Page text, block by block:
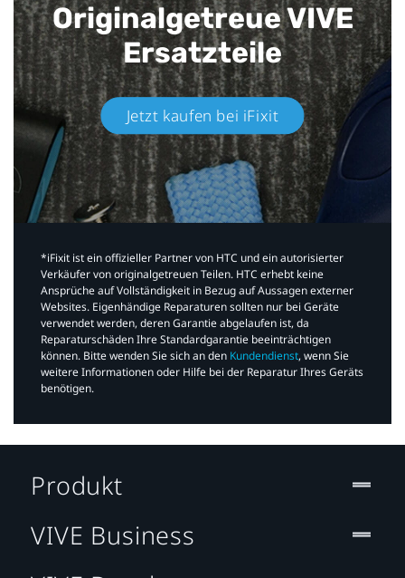
Originalgetreue VIVE
Ersatzteile
Jetzt kaufen bei iFixit​
*iFixit ist ein offizieller Partner von HTC und ein autorisierter
Verkäufer von originalgetreuen Teilen. HTC erhebt keine
Ansprüche auf Vollständigkeit in Bezug auf Aussagen externer
Websites. Eigenhändige Reparaturen sollten nur bei Geräte
verwendet werden, deren Garantie abgelaufen ist, da
Reparaturschäden Ihre Standardgarantie beeinträchtigen
können. Bitte wenden Sie sich an den Kundendienst, wenn Sie
weitere Informationen oder Hilfe bei der Reparatur Ihres Geräts
benötigen.​
Produkt
VIVE Business